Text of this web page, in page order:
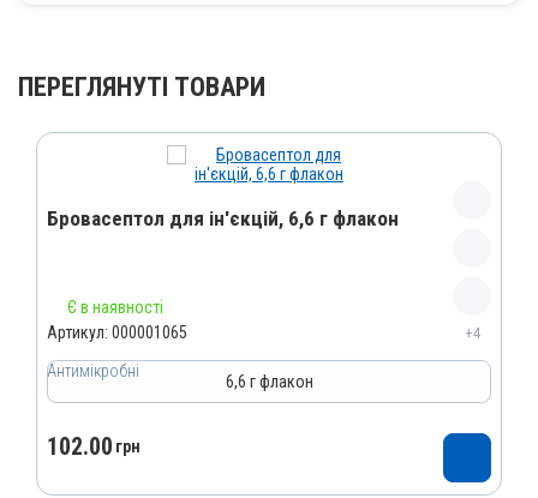
ПЕРЕГЛЯНУТІ ТОВАРИ
Антимікробні
Бровасептол для ін'єкцій, 6,6 г флакон
+4
Назва препарату
Бровасептол для ін'єкцій
Артикул
4820012500765
Є в наявності
Артикул: 000001065
6,6 г флакон
102.00 грн